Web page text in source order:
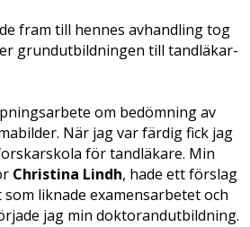
fram till hennes avhandling tog
grund­utbildningen till tandläkar­
om bedömning av
När jag var färdig fick jag
för tandläkare. Min
Christina Lindh, hade ett förslag
liknade examensarbetet och
jag min doktorandutbildning.